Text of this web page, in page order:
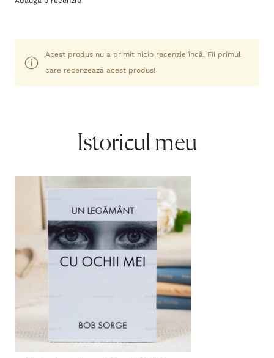
Acest produs nu a primit nicio recenzie încă. Fii primul
care recenzează acest produs!
Istoricul meu